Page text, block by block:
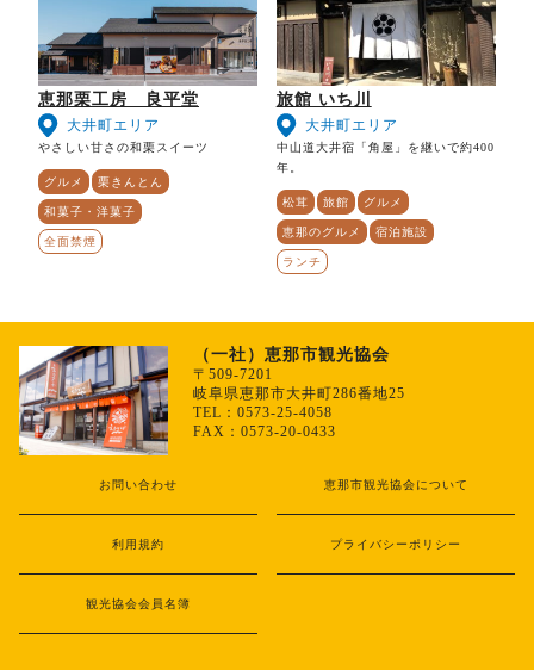
恵那栗工房 良平堂
大井町エリア
やさしい甘さの和栗スイーツ
グルメ 栗きんとん
和菓子・洋菓子
全面禁煙
旅館 いち川
大井町エリア
中山道大井宿「角屋」を継いで約400
年。
松茸 旅館 グルメ
恵那のグルメ 宿泊施設
ランチ
（一社）恵那市観光協会
〒509-7201
岐阜県恵那市大井町286番地25
TEL：0573-25-4058
FAX：0573-20-0433
お問い合わせ 恵那市観光協会について
利用規約 プライバシーポリシー
観光協会会員名簿